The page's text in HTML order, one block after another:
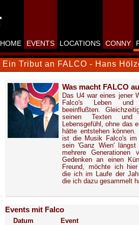
HOME EVENTS LOCATIONS CONNY
Ein Tribut an FALCO - Hans
Was macht FALCO
Das U4 war eines jener
Falco's Leben und
beeinflußten.
seinen Texten
Lebensgefühl, ohne das
hätte entstehen
ist die Musik Falco's
sein 'Ganz Wien' längst
mehrere Generationen
Gedenken an einen
Freund, möchte ich
die ich im Laufe der
die ich dazu gesammelt
Events mit Falco
Datum Event